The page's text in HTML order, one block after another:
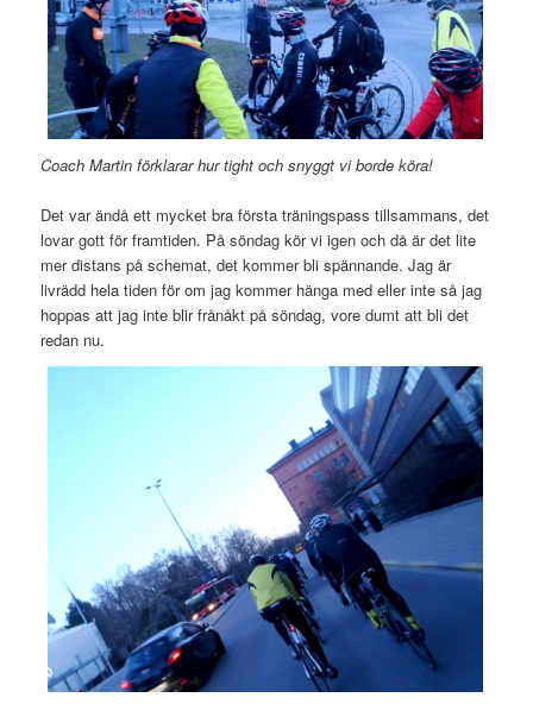
Coach Martin förklarar hur tight och snyggt vi borde köra!
Det var ändå ett mycket bra första träningspass tillsammans, det
lovar gott för framtiden. På söndag kör vi igen och då är det lite
mer distans på schemat, det kommer bli spännande. Jag är
livrädd hela tiden för om jag kommer hänga med eller inte så jag
hoppas att jag inte blir frånåkt på söndag, vore dumt att bli det
redan nu.